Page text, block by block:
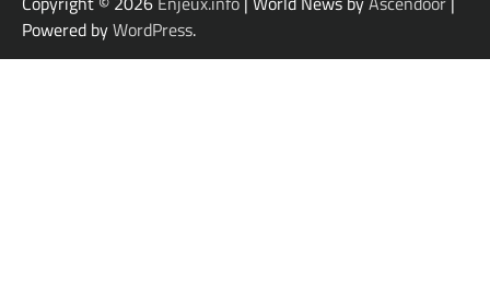
Powered byWordPress.